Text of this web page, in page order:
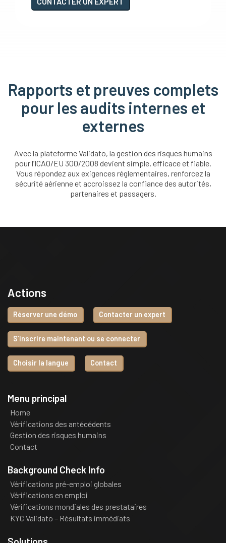
Rapports et preuves complets
pour les audits internes et
externes
Avec la plateforme Validato, la gestion des risques humains
pour l’ICAO/EU 300/2008 devient simple, efficace et fiable.
Vous répondez aux exigences réglementaires, renforcez la
sécurité aérienne et accroissez la confiance des autorités,
partenaires et passagers.
Actions
Réserver une démo Contacter un expert
S’inscrire maintenant ou se connecter
Choisir la langue Contact
Menu principal
Home
Vérifications des antécédents
Gestion des risques humains
Contact
Background Check Info
Vérifications pré-emploi globales
Vérifications en emploi
Vérifications mondiales des prestataires
KYC Validato – Résultats immédiats